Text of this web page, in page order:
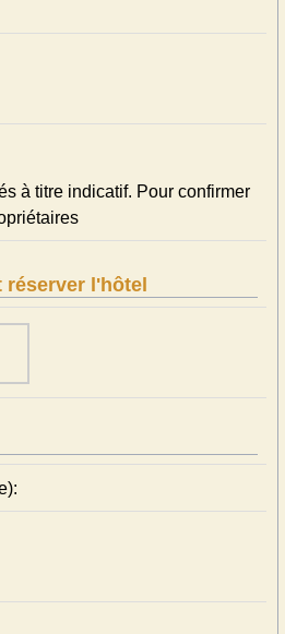
à titre indicatif. Pour confirmer
l'hôtel